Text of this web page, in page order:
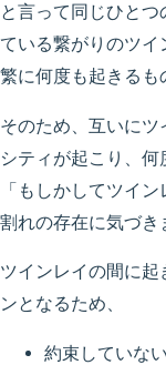
と言って同じひと
ている繋がりのツ
繁に何度も起きるも
そのため、互いに
シティが起こり、
「もしかしてツイ
割れの存在に気づき
ツインレイの間に起
ンとなるため、
約束していな